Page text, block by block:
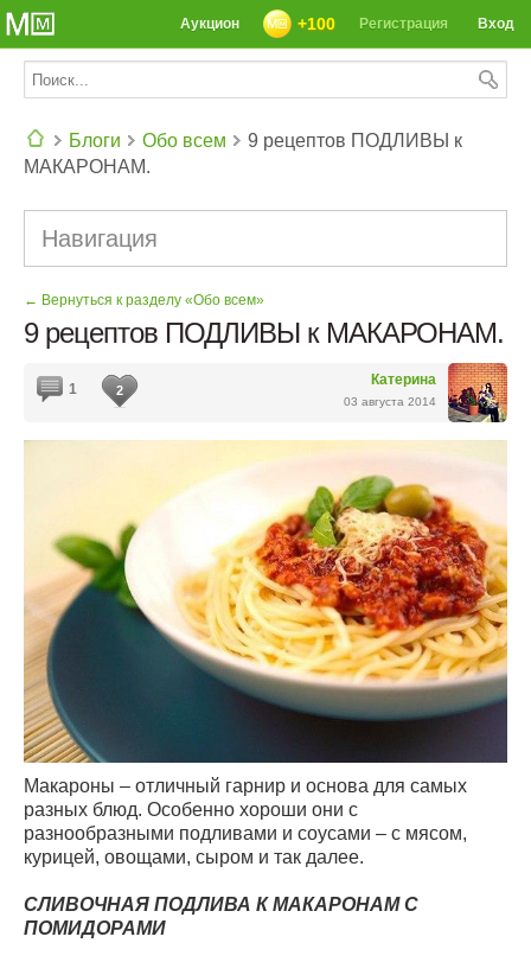
Вход
Регистрация
+100
Аукцион
Блоги Обо всем
9 рецептов ПОДЛИВЫ к
МАКАРОНАМ.
Навигация
← Вернуться к разделу «Обо всем»
9 рецептов ПОДЛИВЫ к МАКАРОНАМ.
Катерина
03 августа 2014
1 2
Макароны – отличный гарнир и основа для самых
разных блюд. Особенно хороши они с
разнообразными подливами и соусами – с мясом,
курицей, овощами, сыром и так далее.
СЛИВОЧНАЯ ПОДЛИВА К МАКАРОНАМ С
ПОМИДОРАМИ